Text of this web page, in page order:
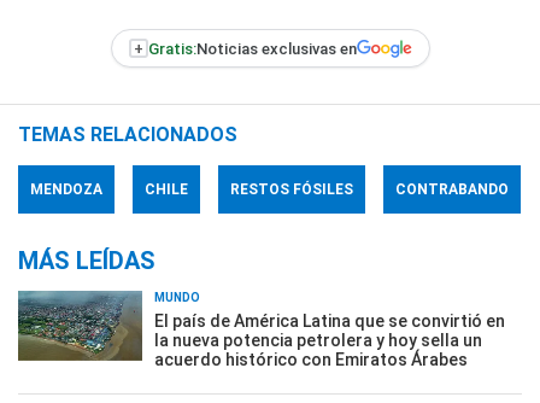
+ Gratis:Noticias exclusivas en
TEMAS RELACIONADOS
MENDOZA CHILE RESTOS FÓSILES CONTRABANDO
MÁS LEÍDAS
MUNDO
El país de América Latina que se convirtió en
la nueva potencia petrolera y hoy sella un
acuerdo histórico con Emiratos Árabes